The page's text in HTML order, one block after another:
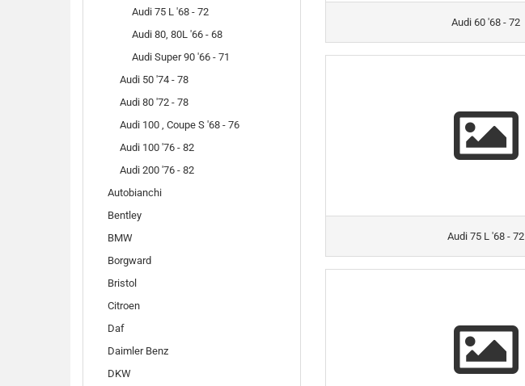
Audi 60 '68 - 72
Audi 75 L '68 - 72
Audi 75 L '68 - 72
Audi 80, 80L '66 - 68
Audi Super 90 '66 - 71
Audi 50 '74 - 78
Audi 80 '72 - 78
Audi 100 , Coupe S '68 - 76
Audi 100 '76 - 82
Audi 200 '76 - 82
Autobianchi
Bentley
BMW
Borgward
Bristol
Citroen
Daf
Daimler Benz
DKW